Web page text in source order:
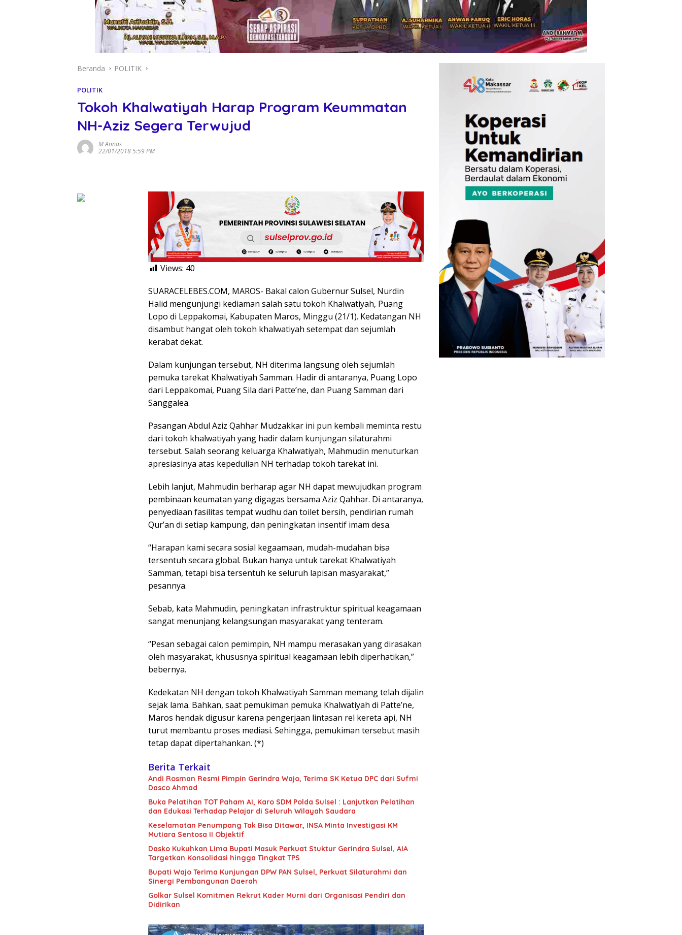
Beranda POLITIK
POLITIK
Tokoh Khalwatiyah Harap Program Keummatan
NH-Aziz Segera Terwujud
M Annas
22/01/2018 5:59 PM
Views: 40
SUARACELEBES.COM, MAROS- Bakal calon Gubernur Sulsel, Nurdin
Halid mengunjungi kediaman salah satu tokoh Khalwatiyah, Puang
Lopo di Leppakomai, Kabupaten Maros, Minggu (21/1). Kedatangan NH
disambut hangat oleh tokoh khalwatiyah setempat dan sejumlah
kerabat dekat.
Dalam kunjungan tersebut, NH diterima langsung oleh sejumlah
pemuka tarekat Khalwatiyah Samman. Hadir di antaranya, Puang Lopo
dari Leppakomai, Puang Sila dari Patte’ne, dan Puang Samman dari
Sanggalea.
Pasangan Abdul Aziz Qahhar Mudzakkar ini pun kembali meminta restu
dari tokoh khalwatiyah yang hadir dalam kunjungan silaturahmi
tersebut. Salah seorang keluarga Khalwatiyah, Mahmudin menuturkan
apresiasinya atas kepedulian NH terhadap tokoh tarekat ini.
Lebih lanjut, Mahmudin berharap agar NH dapat mewujudkan program
pembinaan keumatan yang digagas bersama Aziz Qahhar. Di antaranya,
penyediaan fasilitas tempat wudhu dan toilet bersih, pendirian rumah
Qur’an di setiap kampung, dan peningkatan insentif imam desa.
“Harapan kami secara sosial kegaamaan, mudah-mudahan bisa
tersentuh secara global. Bukan hanya untuk tarekat Khalwatiyah
Samman, tetapi bisa tersentuh ke seluruh lapisan masyarakat,”
pesannya.
Sebab, kata Mahmudin, peningkatan infrastruktur spiritual keagamaan
sangat menunjang kelangsungan masyarakat yang tenteram.
“Pesan sebagai calon pemimpin, NH mampu merasakan yang dirasakan
oleh masyarakat, khususnya spiritual keagamaan lebih diperhatikan,”
bebernya.
Kedekatan NH dengan tokoh Khalwatiyah Samman memang telah dijalin
sejak lama. Bahkan, saat pemukiman pemuka Khalwatiyah di Patte’ne,
Maros hendak digusur karena pengerjaan lintasan rel kereta api, NH
turut membantu proses mediasi. Sehingga, pemukiman tersebut masih
tetap dapat dipertahankan. (*)
Berita Terkait
Andi Rosman Resmi Pimpin Gerindra Wajo, Terima SK Ketua DPC dari Sufmi
Dasco Ahmad
Buka Pelatihan TOT Paham AI, Karo SDM Polda Sulsel : Lanjutkan Pelatihan
dan Edukasi Terhadap Pelajar di Seluruh Wilayah Saudara
Keselamatan Penumpang Tak Bisa Ditawar, INSA Minta Investigasi KM
Mutiara Sentosa II Objektif
Dasko Kukuhkan Lima Bupati Masuk Perkuat Stuktur Gerindra Sulsel, AIA
Targetkan Konsolidasi hingga Tingkat TPS
Bupati Wajo Terima Kunjungan DPW PAN Sulsel, Perkuat Silaturahmi dan
Sinergi Pembangunan Daerah
Golkar Sulsel Komitmen Rekrut Kader Murni dari Organisasi Pendiri dan
Didirikan